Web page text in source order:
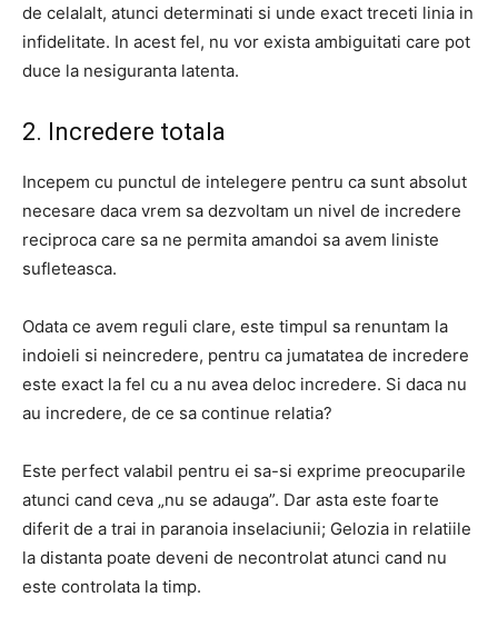
de celalalt, atunci determinati si unde exact treceti linia in
infidelitate. In acest fel, nu vor exista ambiguitati care pot
duce la nesiguranta latenta.
2. Incredere totala
Incepem cu punctul de intelegere pentru ca sunt absolut
necesare daca vrem sa dezvoltam un nivel de incredere
reciproca care sa ne permita amandoi sa avem liniste
sufleteasca.
Odata ce avem reguli clare, este timpul sa renuntam la
indoieli si neincredere, pentru ca jumatatea de incredere
este exact la fel cu a nu avea deloc incredere. Si daca nu
au incredere, de ce sa continue relatia?
Este perfect valabil pentru ei sa-si exprime preocuparile
atunci cand ceva „nu se adauga”. Dar asta este foarte
diferit de a trai in paranoia inselaciunii; Gelozia in relatiile
la distanta poate deveni de necontrolat atunci cand nu
este controlata la timp.